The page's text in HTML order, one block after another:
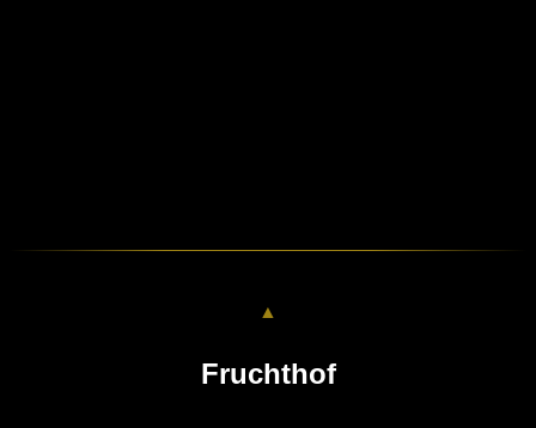
▲
Fruchthof